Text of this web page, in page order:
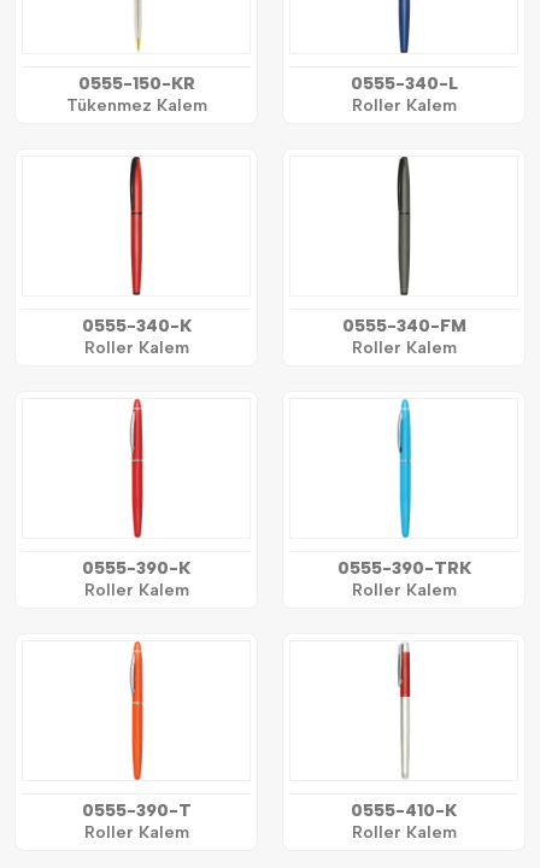
0555-150-KR
Tükenmez Kalem
0555-340-L
Roller Kalem
0555-340-K
Roller Kalem
0555-340-FM
Roller Kalem
0555-390-K
Roller Kalem
0555-390-TRK
Roller Kalem
0555-390-T
Roller Kalem
0555-410-K
Roller Kalem